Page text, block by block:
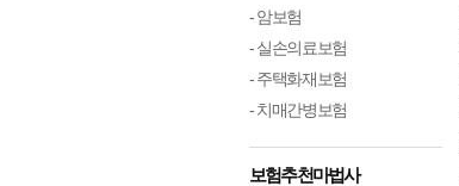
- 암보험
- 실손의료보험
- 주택화재보험
- 치매간병보험
보험추천마법사